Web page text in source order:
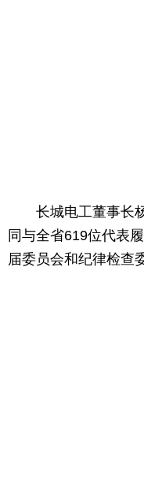
长城电工董事长杨
同与全省619位代表
届委员会和纪律检查